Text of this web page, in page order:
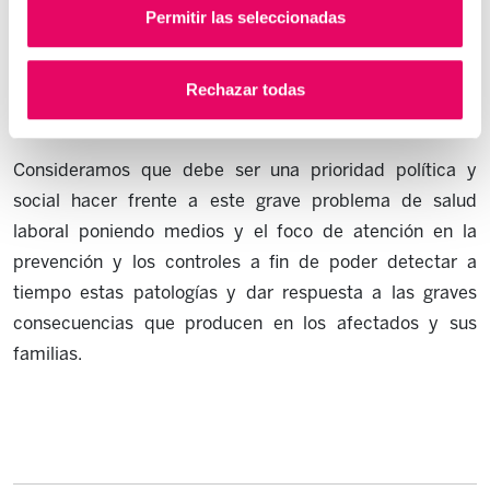
Permitir las seleccionadas
Rechazar todas
casi endémicas, derivado todo ello de un insuficiente
control público y de la falta más absoluta de medidas de
seguridad por parte de las empresas durante el pasado
siglo XX.
Consideramos que debe ser una prioridad política y
social hacer frente a este grave problema de salud
laboral poniendo medios y el foco de atención en la
prevención y los controles a fin de poder detectar a
tiempo estas patologías y dar respuesta a las graves
consecuencias que producen en los afectados y sus
familias.